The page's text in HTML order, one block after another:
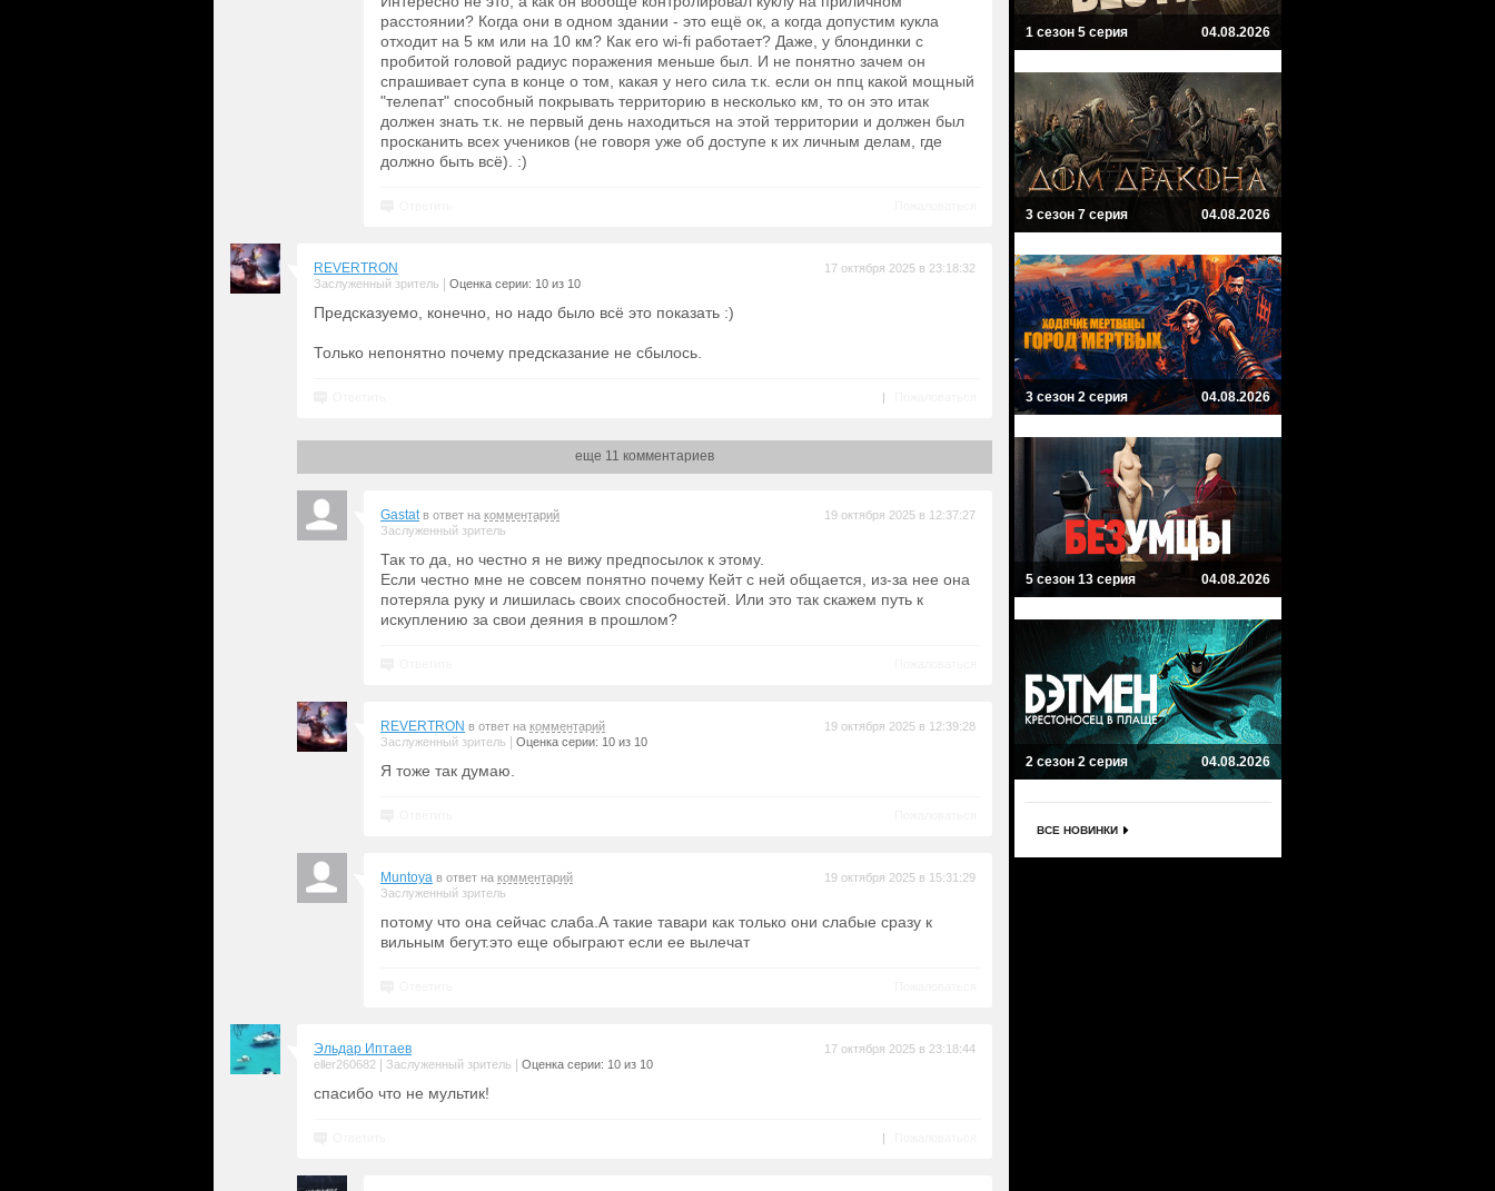
расстоянии? Когда они в одном здании - это ещё ок, а когда допустим кукла
отходит на 5 км или на 10 км? Как его wi-fi работает? Даже, у блондинки с
пробитой головой радиус поражения меньше был. И не понятно зачем он
спрашивает супа в конце о том, какая у него сила т.к. если он ппц какой мощный
"телепат" способный покрывать территорию в несколько км, то он это итак
должен знать т.к. не первый день находиться на этой территории и должен был
просканить всех учеников (не говоря уже об доступе к их личным делам, где
должно быть всё). :)
REVERTRON
Заслуженный зритель Оценка серии: 10 из 10
17 октября 2025 в 23:18:32
Предсказуемо, конечно, но надо было всё это показать :)
Только непонятно почему предсказание не сбылось.
|
еще 11 комментариев
Gastat в ответ на комментарий
Заслуженный зритель
19 октября 2025 в 12:37:27
Так то да, но честно я не вижу предпосылок к этому.
Если честно мне не совсем понятно почему Кейт с ней общается, из-за нее она
потеряла руку и лишилась своих способностей. Или это так скажем путь к
искуплению за свои деяния в прошлом?
REVERTRON в ответ на комментарий
Заслуженный зритель
Оценка серии: 10 из 10
19 октября 2025 в 12:39:28
Я тоже так думаю.
Muntoya в ответ на комментарий
Заслуженный зритель
19 октября 2025 в 15:31:29
потому что она сейчас слаба.А такие тавари как только они слабые сразу к
вильным бегут.это еще обыграют если ее вылечат
Эльдар Иптаев
eller260682 Заслуженный зритель Оценка серии: 10 из 10
17 октября 2025 в 23:18:44
спасибо что не мультик!
|
1 сезон 5 серия 04.08.2026
3 сезон 7 серия 04.08.2026
3 сезон 2 серия 04.08.2026
5 сезон 13 серия 04.08.2026
2 сезон 2 серия 04.08.2026
ВСЕ НОВИНКИ